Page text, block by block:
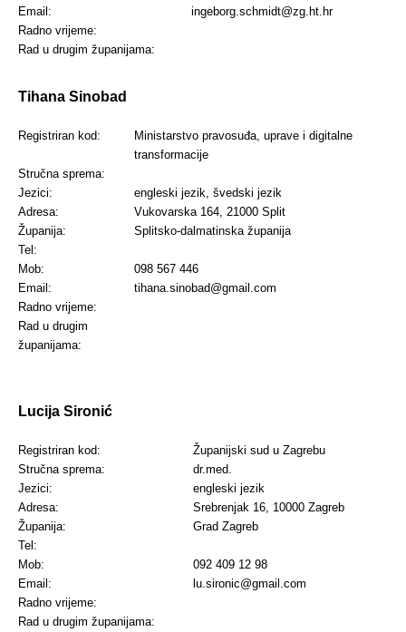
Email:
ingeborg.schmidt@zg.ht.hr
Radno vrijeme:
Rad u drugim županijama:
Tihana Sinobad
Registriran kod:
Ministarstvo pravosuđa, uprave i digitalne
transformacije
Stručna sprema:
Jezici:
engleski jezik, švedski jezik
Adresa:
Vukovarska 164, 21000 Split
Županija:
Splitsko-dalmatinska županija
Tel:
Mob:
098 567 446
Email:
tihana.sinobad@gmail.com
Radno vrijeme:
Rad u drugim
županijama:
Lucija Sironić
Registriran kod:
Županijski sud u Zagrebu
Stručna sprema:
dr.med.
Jezici:
engleski jezik
Adresa:
Srebrenjak 16, 10000 Zagreb
Županija:
Grad Zagreb
Tel:
Mob:
092 409 12 98
Email:
lu.sironic@gmail.com
Radno vrijeme:
Rad u drugim županijama: